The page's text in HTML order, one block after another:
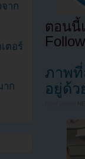
ตอนนี้
ภาพที่
อยู่ด้ว
าก
ตอร์
าก